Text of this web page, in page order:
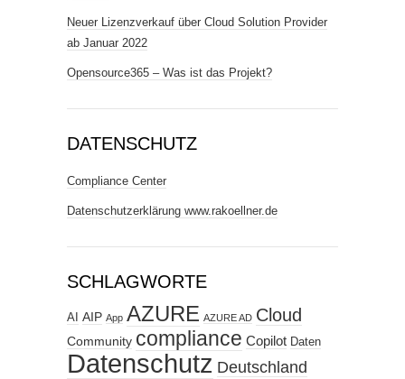
Neuer Lizenzverkauf über Cloud Solution Provider
ab Januar 2022
Opensource365 – Was ist das Projekt?
DATENSCHUTZ
Compliance Center
Datenschutzerklärung www.rakoellner.de
SCHLAGWORTE
AI AIP App AZURE AZURE AD Cloud
Community compliance Copilot Daten
Datenschutz Deutschland